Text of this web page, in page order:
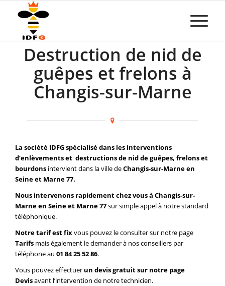
Destruction de nid de
guêpes et frelons à
Changis-sur-Marne
La société IDFG spécialisé dans les interventions
d’enlèvements et destructions de nid de guêpes, frelons et
bourdons intervient dans la ville deChangis-sur-Marne en
Seine et Marne 77.
Nous intervenons rapidement chez vous à Changis-sur-
Marne en Seine et Marne 77sur simple appel à notre standard
téléphonique.
Notre tarif est fixvous pouvez le consulter sur notre page
Tarifs mais également le demander à nos conseillers par
téléphone au 01 84 25 52 86.
Vous pouvez effectuer un devis gratuit sur notre page
Devisavant l’intervention de notre technicien.